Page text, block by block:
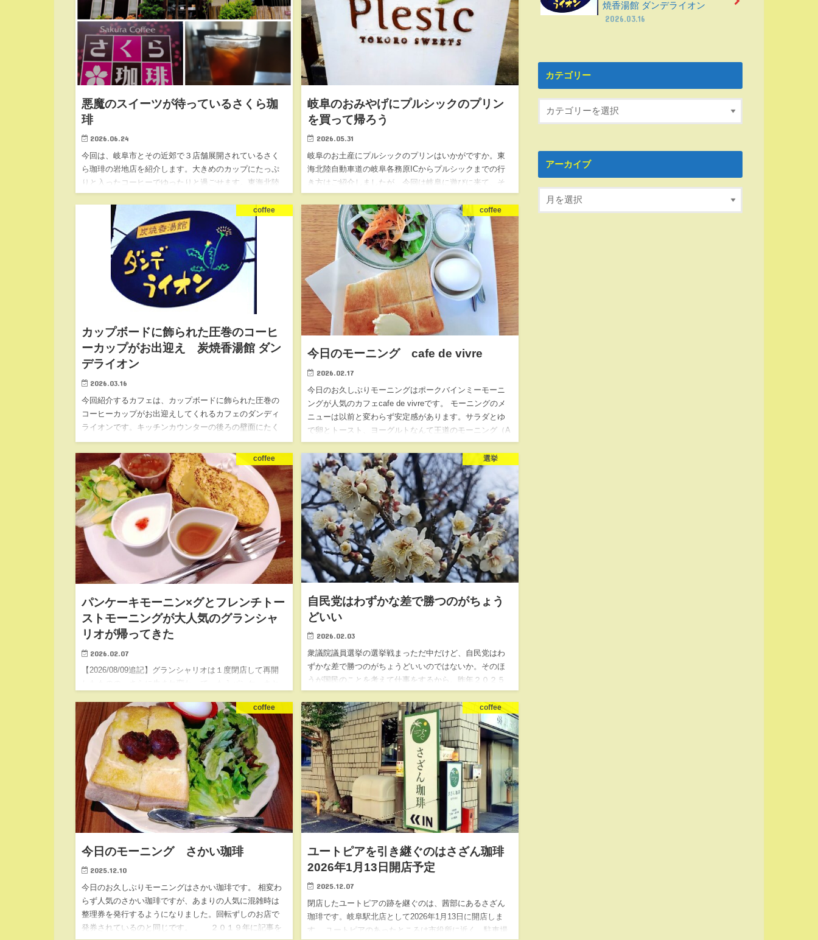
悪魔のスイーツが待っているさくら珈
琲
2026.06.24
今回は、岐阜市とその近郊で３店舗展開されているさく
ら珈琲の岩地店を紹介します。大きめのカップにたっぷ
りと入ったコーヒーでゆったりと過ごせます。東海北陸
自動車道の岐阜各務原ICからプルシックへ向かう途中に
もあり、各務原市と…
岐阜のおみやげにプルシックのプリン
を買って帰ろう
2026.05.31
岐阜のお土産にプルシックのプリンはいかがですか。東
海北陸自動車道の岐阜各務原ICからプルシックまでの行
き方はご紹介しましたが、今回は岐阜に遊びに来て、そ
の帰りにプリンを買って帰る想定で道案内します。 岐阜
の観光と言えば、…
coffee
カップボードに飾られた圧巻のコーヒ
ーカップがお出迎え 炭焼香湯館 ダン
デライオン
2026.03.16
今回紹介するカフェは、カップボードに飾られた圧巻の
コーヒーカップがお出迎えしてくれるカフェのダンディ
ライオンです。キッチンカウンターの後ろの壁面にたく
さんのコーヒーカップが飾られています。昼白色の照明
で浮かび上がるコーヒ…
coffee
今日のモーニング cafe de vivre
2026.02.17
今日のお久しぶりモーニングはポークバインミーモーニ
ングが人気のカフェcafe de vivreです。 モーニングのメ
ニューは以前と変わらず安定感があります。サラダとゆ
で卵とトースト、ヨーグルトなんて王道のモーニング（A
セ…
coffee
パンケーキモーニン×グとフレンチトー
ストモーニングが大人気のグランシャ
リオが帰ってきた
2026.02.07
【2026/08/09追記】グランシャリオは１度閉店して再開
はこちらをご覧ください。 パンケーキモーニングとフレ
ンチトー…
選挙
自民党はわずかな差で勝つのがちょう
どいい
2026.02.03
衆議院議員選挙の選挙戦まっただ中だけど、自民党はわ
ずかな差で勝つのがちょうどいいのではないか。そのほ
うが国民のことを考えて仕事をするから。昨年２０２５
年の参議院議員選挙では、野党が躍進したら、外国人政
策などやっとまともな…
coffee
今日のモーニング さかい珈琲
2025.12.10
今日のお久しぶりモーニングはさかい珈琲です。 相変わ
らず人気のさかい珈琲ですが、あまりの人気に混雑時は
整理券を発行するようになりました。回転ずしのお店で
発券されているのと同じです。 ２０１９年に記事を
coffee
ユートピアを引き継ぐのはさざん珈琲
2026年1月13日開店予定
2025.12.07
閉店したユートピアの跡を継ぐのは、茜部にあるさざん
珈琲です。岐阜駅北店として2026年1月13日に開店しま
す。 ユートピアのあったところは市役所に近く、駐車場
焼香湯館 ダンデライオン
2026.03.16
カテゴリー
アーカイブ